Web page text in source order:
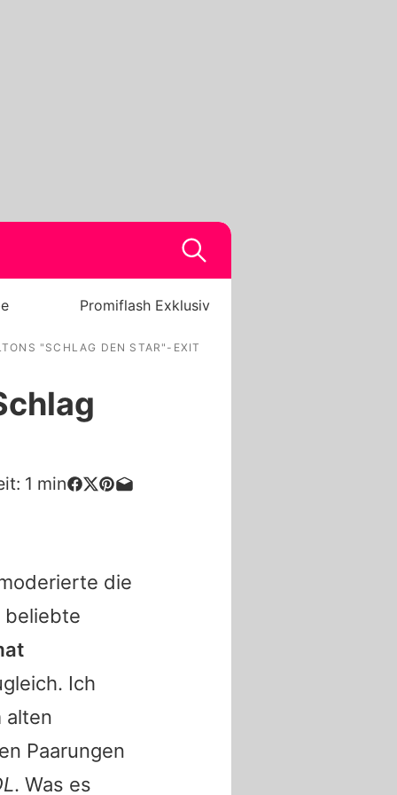
Promiflash Exklusiv
"SCHLAG DEN STAR"-EXIT
1 min
die
beliebte
Ich
alten
Paarungen
. Was es